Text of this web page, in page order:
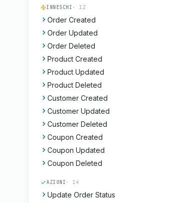
INNESCHI · 12
Order Created
Order Updated
Order Deleted
Product Created
Product Updated
Product Deleted
Customer Created
Customer Updated
Customer Deleted
Coupon Created
Coupon Updated
Coupon Deleted
AZIONI · 14
Update Order Status